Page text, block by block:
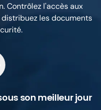
Contrôlez l'accès aux
les documents
son meilleur jour